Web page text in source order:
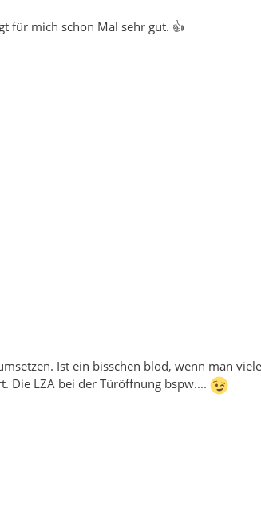
für mich schon Mal sehr gut. 👍
Ist ein bisschen blöd, wenn man
Die LZA bei der Türöffnung bspw....